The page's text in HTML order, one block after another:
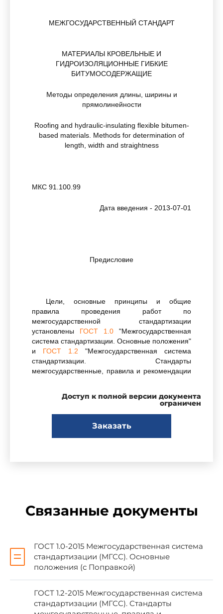
МЕЖГОСУДАРСТВЕННЫЙ СТАНДАРТ
МАТЕРИАЛЫ КРОВЕЛЬНЫЕ И
ГИДРОИЗОЛЯЦИОННЫЕ ГИБКИЕ
БИТУМОСОДЕРЖАЩИЕ
Методы определения длины, ширины и
прямолинейности
Roofing and hydraulic-insulating flexible bitumen-
based materials. Methods for determination of
length, width and straightness
МКС 91.100.99
Дата введения - 2013-07-01
Предисловие
Цели, основные принципы и общие
правила проведения работ по
межгосударственной стандартизации
установлены ГОСТ 1.0 "Межгосударственная
система стандартизации. Основные положения"
и ГОСТ 1.2 "Межгосударственная система
стандартизации. Стандарты
межгосударственные, правила и рекомендации
Сведения о стандарте
1 ПОДГОТОВЛЕН Корпорацией
архитектуры и строительных наук" (НИИСФ
указанного в пункте 5
2 ВНЕСЕН Техническим комитетом по
стандартизации ТК 465 "Строительство"
Доступ к полной версии документа
ограничен
Заказать
Связанные документы
ГОСТ 1.0-2015 Межгосударственная система
стандартизации (МГСС). Основные
положения (с Поправкой)
ГОСТ 1.2-2015 Межгосударственная система
стандартизации (МГСС). Стандарты